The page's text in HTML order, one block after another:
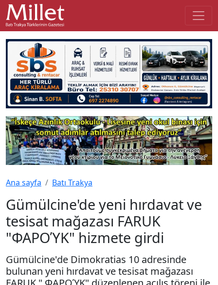
Ana sayfa Batı Trakya
Gümülcine'de yeni hırdavat ve
tesisat mağazası FARUK
"ΦΑΡΟΎΚ" hizmete girdi
Gümülcine'de Dimokratias 10 adresinde
bulunan yeni hırdavat ve tesisat mağazası